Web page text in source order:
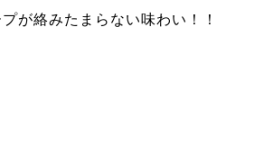
が絡みたまらない味わい！！